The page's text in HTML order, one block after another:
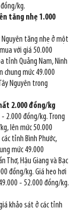
kg.
tăng nhẹ 1.000
Nguyên tăng nhẹ ở một
với giá 50.000
tỉnh Quảng Nam, Ninh
chung mức 49.000
Nguyên trong
2.000 đồng/kg
2.000 đồng/kg. Trong
lên mức 50.000
tỉnh Bình Phước,
mức 49.000
Thơ, Hậu Giang và Bạc
đồng/kg. Giá heo hơi
- 52.000 đồng/kg.
khảo sát ở các tỉnh